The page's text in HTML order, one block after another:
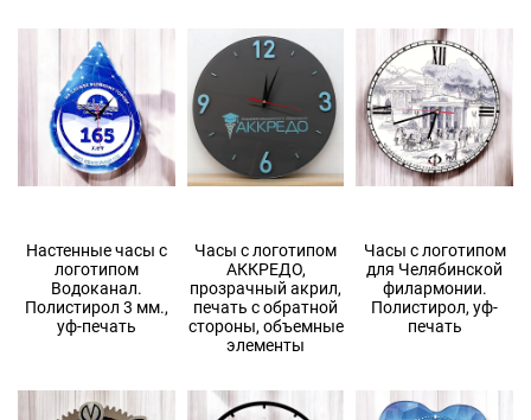
Настенные часы с
логотипом
Водоканал.
Полистирол 3 мм.,
уф-печать
Часы с логотипом
АККРЕДО,
прозрачный акрил,
печать с обратной
стороны, объемные
элементы
Часы с логотипом
для Челябинской
филармонии.
Полистирол, уф-
печать